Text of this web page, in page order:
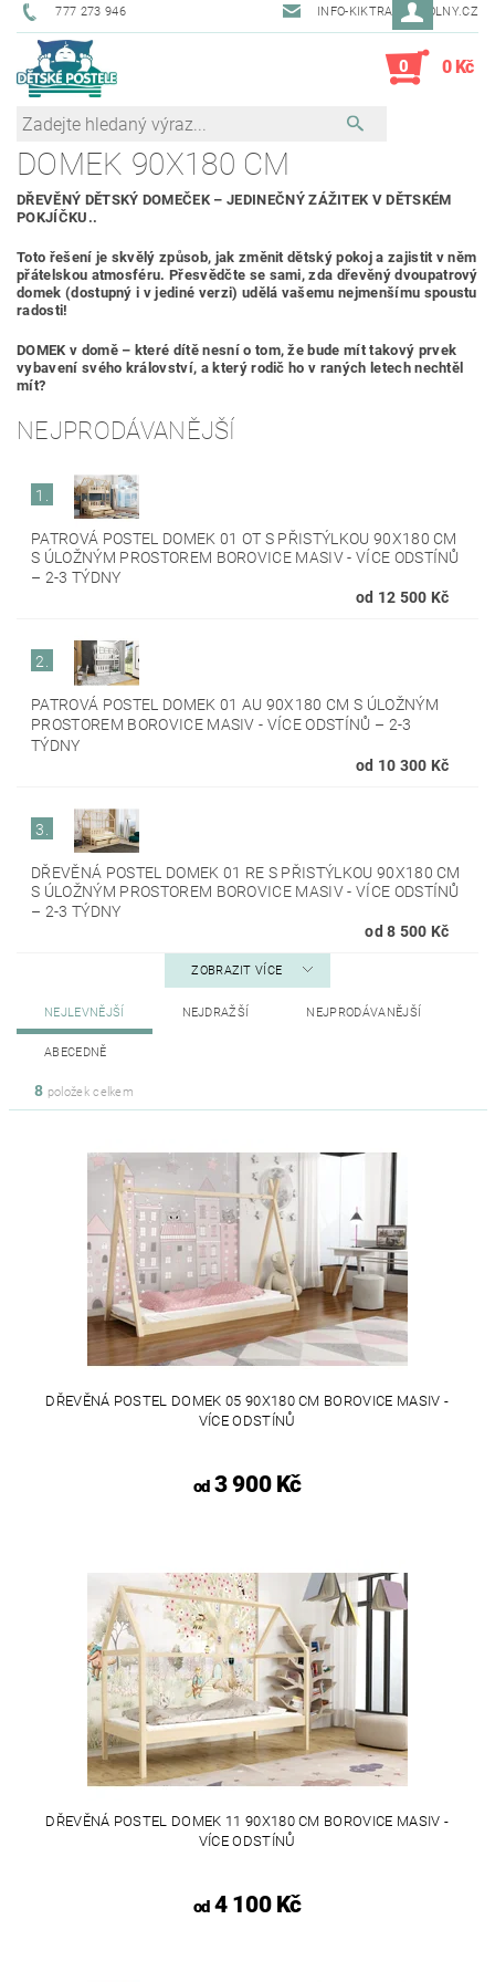
777 273 946 INFO-KIKTRADE@VOLNY.CZ
0 0 Kč
DOMEK 90X180 CM
DŘEVĚNÝ DĚTSKÝ DOMEČEK – JEDINEČNÝ ZÁŽITEK V DĚTSKÉM
POKJÍČKU..
Toto řešení je skvělý způsob, jak změnit dětský pokoj a zajistit v něm
přátelskou atmosféru. Přesvědčte se sami, zda dřevěný dvoupatrový
domek (dostupný i v jediné verzi) udělá vašemu nejmenšímu spoustu
radosti!
DOMEK v domě – které dítě nesní o tom, že bude mít takový prvek
vybavení svého království, a který rodič ho v raných letech nechtěl
mít?
NEJPRODÁVANĚJŠÍ
1.
PATROVÁ POSTEL DOMEK 01 OT S PŘISTÝLKOU 90X180 CM
S ÚLOŽNÝM PROSTOREM BOROVICE MASIV - VÍCE ODSTÍNŮ
– 2-3 TÝDNY
od 12 500 Kč
2.
PATROVÁ POSTEL DOMEK 01 AU 90X180 CM S ÚLOŽNÝM
PROSTOREM BOROVICE MASIV - VÍCE ODSTÍNŮ – 2-3
TÝDNY
od 10 300 Kč
3.
DŘEVĚNÁ POSTEL DOMEK 01 RE S PŘISTÝLKOU 90X180 CM
S ÚLOŽNÝM PROSTOREM BOROVICE MASIV - VÍCE ODSTÍNŮ
– 2-3 TÝDNY
od 8 500 Kč
ZOBRAZIT VÍCE
NEJLEVNĚJŠÍ NEJDRAŽŠÍ NEJPRODÁVANĚJŠÍ
ABECEDNĚ
8 položek celkem
DŘEVĚNÁ POSTEL DOMEK 05 90X180 CM BOROVICE MASIV -
VÍCE ODSTÍNŮ
od3 900 Kč
DŘEVĚNÁ POSTEL DOMEK 11 90X180 CM BOROVICE MASIV -
VÍCE ODSTÍNŮ
od4 100 Kč